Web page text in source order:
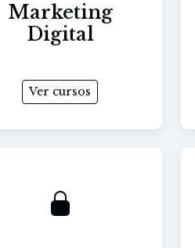
Marketing
Digital
Ver cursos